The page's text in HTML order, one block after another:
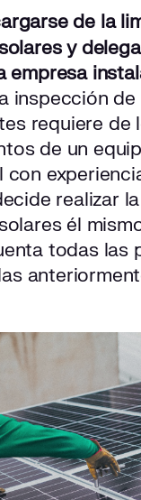
de la
y
empresa
inspección de
requiere de
de un
con
realizar
él
todas las